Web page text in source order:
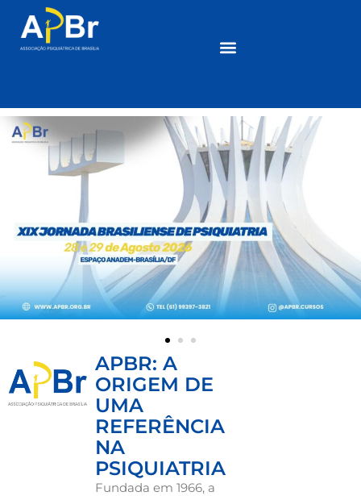
APBR: A
ORIGEM DE
UMA
REFERÊNCIA
NA
PSIQUIATRIA
Fundada em 1966, a